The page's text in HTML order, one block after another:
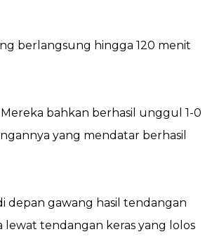
berlangsung hingga 120 menit
bahkan berhasil unggul 1-0
yang mendatar berhasil
depan gawang hasil tendangan
tendangan keras yang lolos